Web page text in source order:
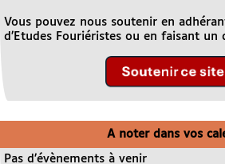
Vous pouvez nous soutenir en
d’Etudes Fouriéristes ou en faisant un
A noter dans vos
Pas d’évènements à venir